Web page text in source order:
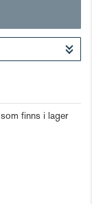
finns i lager